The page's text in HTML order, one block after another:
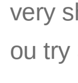
·
very
ou try